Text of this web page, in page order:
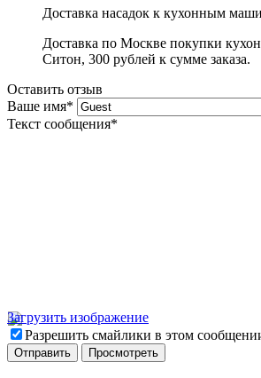
Доставка насадок к кухонным
Доставка по Москве покупки
Ситон, 300 рублей к сумме заказа.
Оставить отзыв
Ваше имя*
Текст сообщения*
Загрузить изображение
Разрешить смайлики в этом